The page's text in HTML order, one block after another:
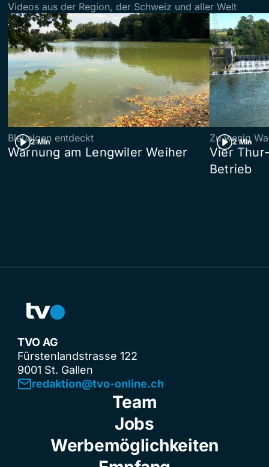
Videos aus der Region, der Schweiz und aller Welt
2 Min
Blaualgen entdeckt
Warnung am Lengwiler Weiher
2 Min
Zu wenig
Vier
Betrieb
TVO AG
Fürstenlandstrasse 122
9001 St. Gallen
redaktion@tvo-online.ch
Team
Jobs
Werbemöglichkeiten